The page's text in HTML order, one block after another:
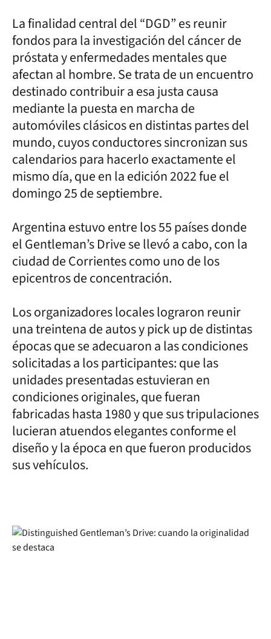
La finalidad central del “DGD” es reunir
fondos para la investigación del cáncer de
próstata y enfermedades mentales que
afectan al hombre. Se trata de un encuentro
destinado contribuir a esa justa causa
mediante la puesta en marcha de
automóviles clásicos en distintas partes del
mundo, cuyos conductores sincronizan sus
calendarios para hacerlo exactamente el
mismo día, que en la edición 2022 fue el
domingo 25 de septiembre.
Argentina estuvo entre los 55 países donde
el Gentleman’s Drive se llevó a cabo, con la
ciudad de Corrientes como uno de los
epicentros de concentración.
Los organizadores locales lograron reunir
una treintena de autos y pick up de distintas
épocas que se adecuaron a las condiciones
solicitadas a los participantes: que las
unidades presentadas estuvieran en
condiciones originales, que fueran
fabricadas hasta 1980 y que sus tripulaciones
lucieran atuendos elegantes conforme el
diseño y la época en que fueron producidos
sus vehículos.